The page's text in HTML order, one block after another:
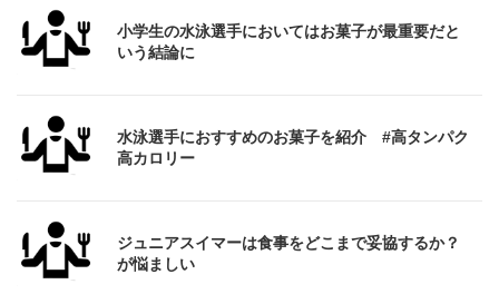
小学生の水泳選手においてはお菓子が最重要だと
いう結論に
水泳選手におすすめのお菓子を紹介 #高タンパク
高カロリー
ジュニアスイマーは食事をどこまで妥協するか？
が悩ましい